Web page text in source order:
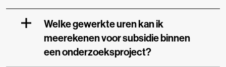
Welke gewerkte uren kan ik
meerekenen voor subsidie binnen
een onderzoeksproject?